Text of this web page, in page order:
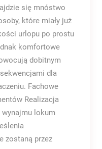
się mnóstwo
które miały już
urlopu po prostu
komfortowe
dobitnym
dla
Fachowe
Realizacja
wynajmu lokum
zostaną przez